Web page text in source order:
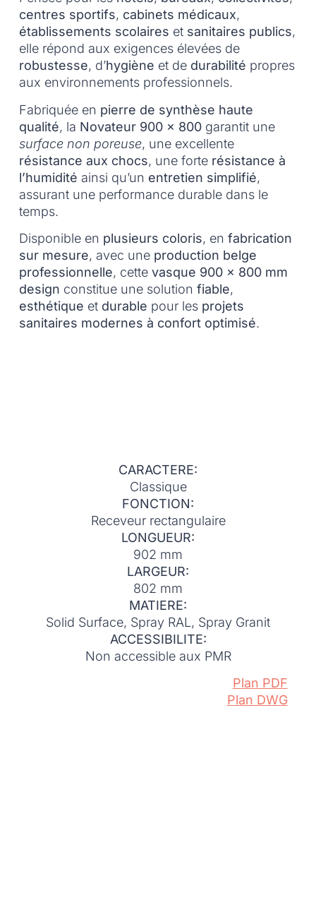
centres sportifs, cabinets médicaux,
établissements scolaires et sanitaires publics,
elle répond aux exigences élevées de
robustesse, d’hygiène et de durabilité propres
aux environnements professionnels.
Fabriquée en pierre de synthèse haute
qualité, la Novateur 900 x 800garantit une
surface non poreuse, une excellente
résistance aux chocs, une forte résistance à
l’humidité ainsi qu’un entretien simplifié,
assurant une performance durable dans le
temps.
Disponible en plusieurs coloris, en fabrication
sur mesure, avec une production belge
professionnelle, cette vasque 900 x 800 mm
design constitue une solution fiable,
esthétique et durable pour les projets
sanitaires modernes à confort optimisé.
CARACTERE:
Classique
FONCTION:
Receveur rectangulaire
LONGUEUR:
902 mm
LARGEUR:
802 mm
MATIERE:
Solid Surface, Spray RAL, Spray Granit
ACCESSIBILITE:
Non accessible aux PMR
Plan PDF
Plan DWG